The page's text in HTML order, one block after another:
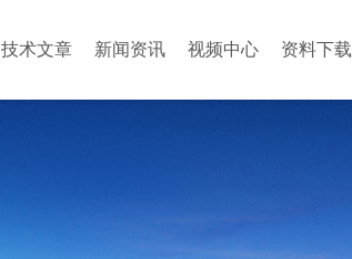
技术文章 新闻资讯 视频中心 资料下载